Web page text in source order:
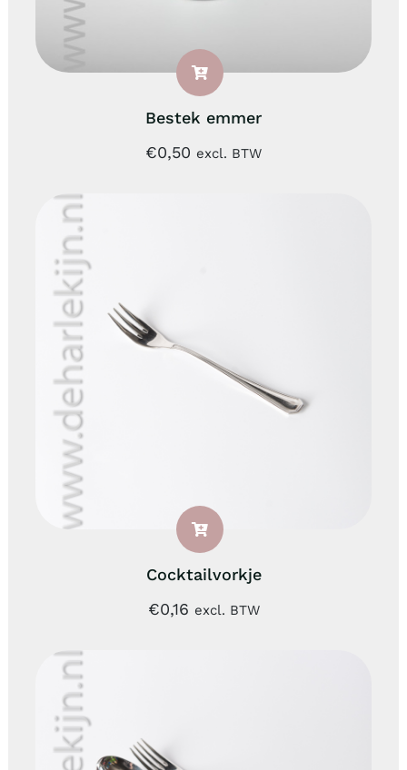
Bestek emmer
€0,50 excl. BTW
Cocktailvorkje
€0,16 excl. BTW